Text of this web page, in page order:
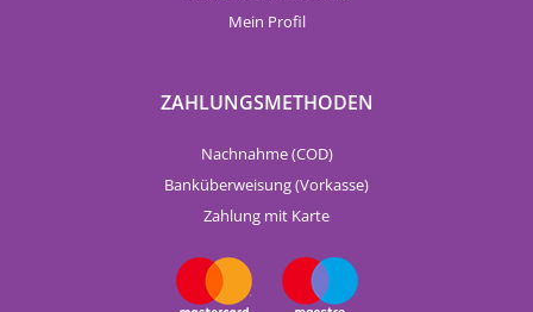
Mein Profil
ZAHLUNGSMETHODEN
Nachnahme (COD)
Banküberweisung (Vorkasse)
Zahlung mit Karte